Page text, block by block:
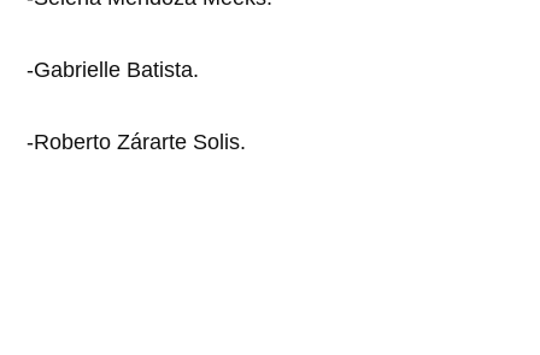
-Gabrielle Batista.
-Roberto Zárarte Solis.